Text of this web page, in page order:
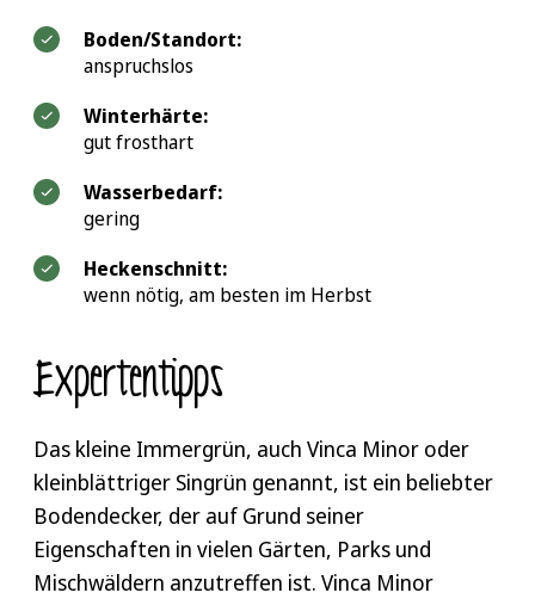
Boden/Standort:
anspruchslos
Winterhärte:
gut frosthart
Wasserbedarf:
gering
Heckenschnitt:
wenn nötig, am besten im Herbst
Expertentipps
Das kleine Immergrün, auch Vinca Minor oder
kleinblättriger Singrün genannt, ist ein beliebter
Bodendecker, der auf Grund seiner
Eigenschaften in vielen Gärten, Parks und
Mischwäldern anzutreffen ist. Vinca Minor